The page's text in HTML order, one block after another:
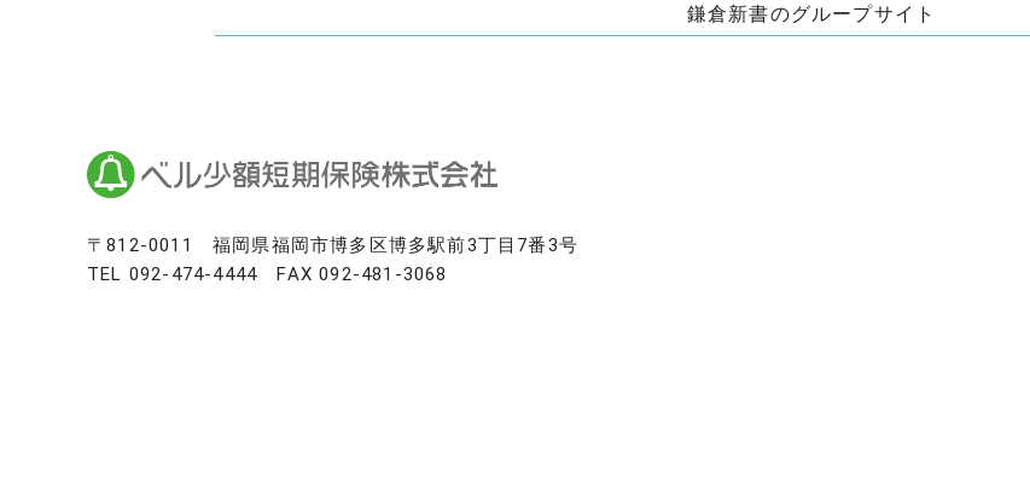
鎌倉新書のグループサイト
いいお墓-ペット霊園版 樹木葬なび
納骨堂なび 寺院墓地.com
〒812-0011 福岡県福岡市博多区博多駅前3丁目7番3号
TEL 092-474-4444 FAX 092-481-3068